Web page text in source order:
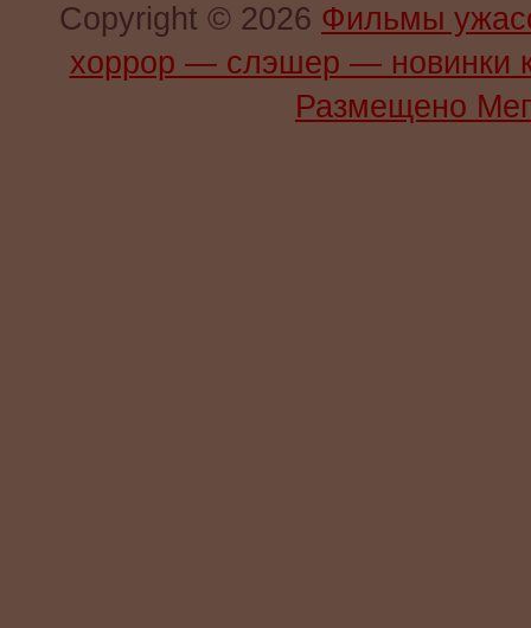
Copyright © 2026 Фильмы
хоррор — слэшер —
Размещено